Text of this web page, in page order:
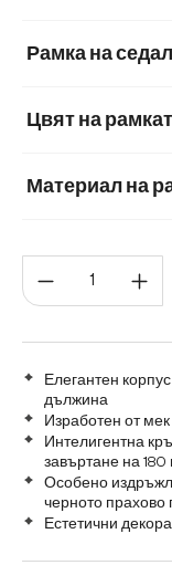
Микрофибър
Мек текстилен
Микрофибър/
Рамка на
Цвят на
Материал на
Дъб Дърво
Елегантен
дължина
Изработен от
Интелигентна
завъртане на 180
Особено
черното прахово
Естетични